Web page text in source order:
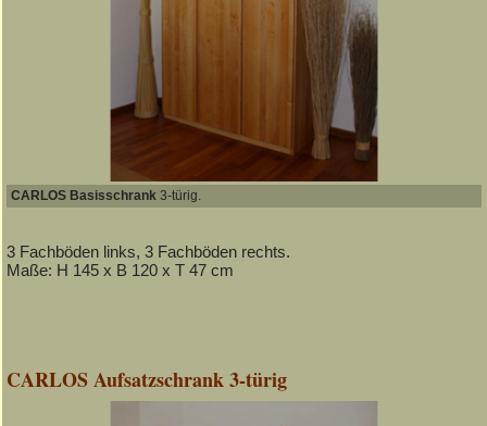
CARLOS Basisschrank3-türig.
3 Fachböden links, 3 Fachböden rechts.
Maße: H 145 x B 120 x T 47 cm
CARLOS Aufsatzschrank 3-türig